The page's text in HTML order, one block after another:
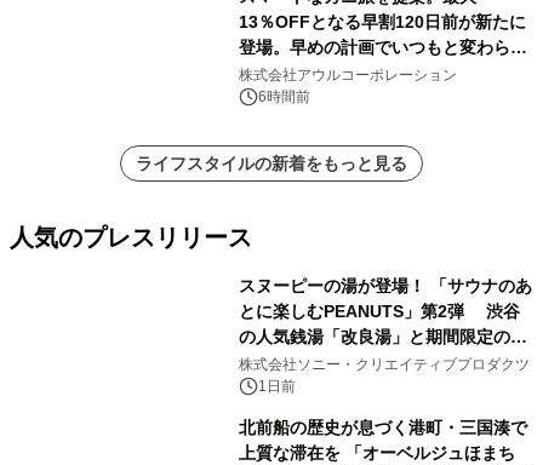
13％OFFとなる早割120日前が新たに
登場。早めの計画でいつもと変わらぬ
大人の冬旅を。ー夕日ヶ浦温泉「佳松
苑 別邸ふうか」ー
株式会社アウルコーポレーション
6時間前
ライフスタイルの新着をもっと見る
人気のプレスリリース
スヌーピーの湯が登場！ 「サウナのあ
とに楽しむPEANUTS」第2弾 渋谷
の人気銭湯「改良湯」と期間限定のコ
ラボレーション サウナイキタイコラ
ボグッズも発売決定！
株式会社ソニー・クリエイティブプロダクツ
1日前
北前船の歴史が息づく港町・三国湊で
上質な滞在を 「オーベルジュほまち